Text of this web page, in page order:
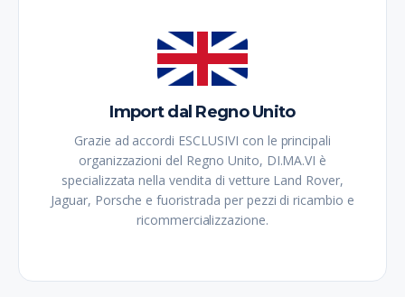
Import dal Regno Unito
Grazie ad accordi ESCLUSIVI con le principali
organizzazioni del Regno Unito, DI.MA.VI è
specializzata nella vendita di vetture Land Rover,
Jaguar, Porsche e fuoristrada per pezzi di ricambio e
ricommercializzazione.